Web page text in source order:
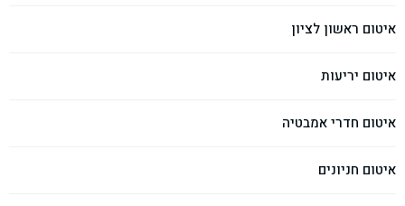
איטום ראשון לציון
איטום יריעות
איטום חדרי אמבטיה
איטום חניונים